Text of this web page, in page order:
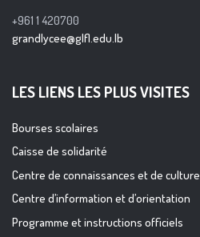
+961 1 420700
grandlycee@glfl.edu.lb
LES LIENS LES PLUS VISITES
Bourses scolaires
Caisse de solidarité
Centre de connaissances et de culture
Centre d’information et d’orientation
Programme et instructions officiels